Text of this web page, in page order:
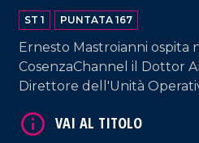
ST 1 PUNTATA 167
Ernesto Mastroianni ospita
CosenzaChannel il Dottor
Direttore dell'Unità